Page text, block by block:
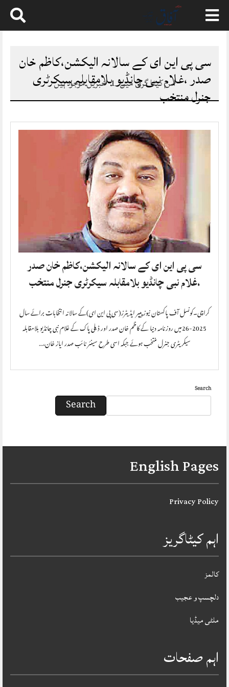
Skip
Search
Search
سی پی این ای کے سالانہ الیکشن،کاظم خان
صدر ،غلام نبی چانڈیو بلامقابلہ سیکرٹری
جنرل منتخب
اس کیٹا گری میں 1 خبریں موجود ہیں
سی پی این ای کے سالانہ الیکشن،کاظم خان صدر
،غلام نبی چانڈیو بلامقابلہ سیکرٹری جنرل منتخب
کراچی۔کونسل آف پاکستان نیوز پیپر ایڈیٹرز(سی پی این ای)کے سالانہ انتخابات برائے سال
2025-26میں روزنامہ دنیا کے کاظم خان صدر اور ڈیلی پاک کے غلام نبی چانڈیو بلامقابلہ
سیکریٹری جنرل منتخب ہوئے جبکہ اسی طرح سینئر نائب صدر ایاز خان،…
English Pages
Privacy Policy
اہم کیٹاگریز
کالمز
دلچسپ و عجیب
ملٹی میڈیا
اہم صفحات